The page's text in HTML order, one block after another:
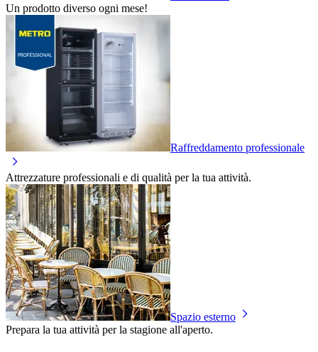
Un prodotto diverso ogni mese!
Raffreddamento professionale
Attrezzature professionali e di qualità per la tua attività.
Spazio esterno
Prepara la tua attività per la stagione all'aperto.